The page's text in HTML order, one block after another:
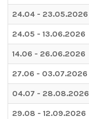
24.04 - 23.05.2026
24.05 - 13.06.2026
14.06 - 26.06.2026
27.06 - 03.07.2026
04.07 - 28.08.2026
29.08 - 12.09.2026